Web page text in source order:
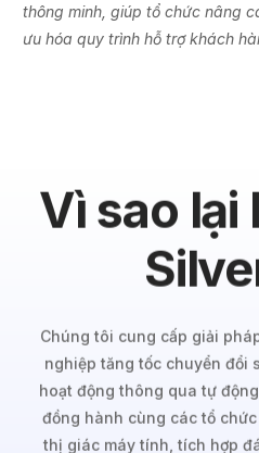
thông minh, giúp tổ chức nâng
ưu hóa quy trình hỗ trợ khách
Vì sao lại
Chúng tôi cung cấp giải
nghiệp tăng tốc chuyển đổi
hoạt động thông qua tự
đồng hành cùng các tổ
thị giác máy tính, tích hợp